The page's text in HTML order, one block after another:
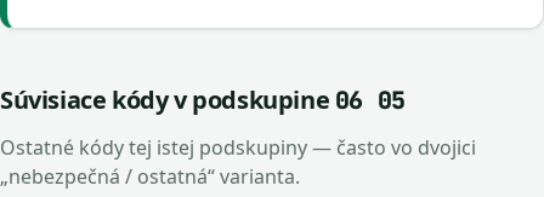
Súvisiace kódy v podskupine 06 05
Ostatné kódy tej istej podskupiny — často vo dvojici
„nebezpečná / ostatná“ varianta.